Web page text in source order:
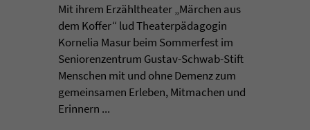
Mit ihrem Erzähltheater „Märchen aus
dem Koffer“ lud Theaterpädagogin
Kornelia Masur beim Sommerfest im
Seniorenzentrum Gustav-Schwab-Stift
Menschen mit und ohne Demenz zum
gemeinsamen Erleben, Mitmachen und
Erinnern ...